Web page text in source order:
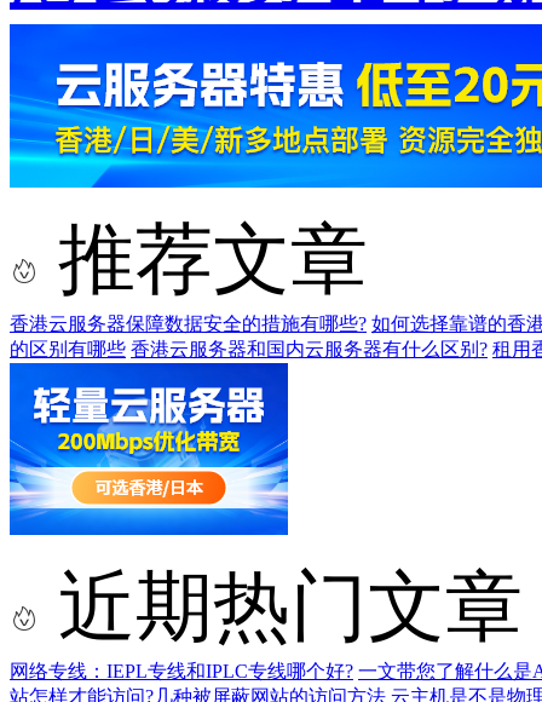
推荐文章
香港云服务器保障数据安全的措施有哪些? 如何选择靠谱的香
的区别有哪些 香港云服务器和国内云服务器有什么区别? 租用
近期热门文章
网络专线：IEPL专线和IPLC专线哪个好? 一文带您了解什么是
站怎样才能访问?几种被屏蔽网站的访问方法 云主机是不是物